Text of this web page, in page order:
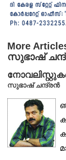
More
സുഭാഷ്
സുഭാഷ് ചന്ദ്രൻ